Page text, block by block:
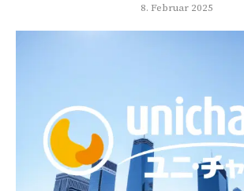
8. Februar 2025